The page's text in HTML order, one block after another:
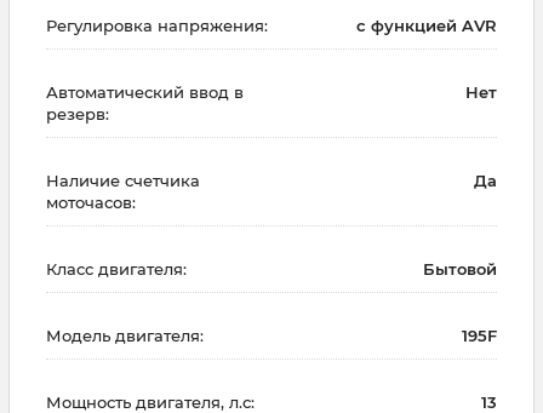
Регулировка напряжения: с функцией AVR
Автоматический ввод в
резерв:
Нет
Наличие счетчика
моточасов:
Да
Класс двигателя: Бытовой
Модель двигателя: 195F
Мощность двигателя, л.с: 13